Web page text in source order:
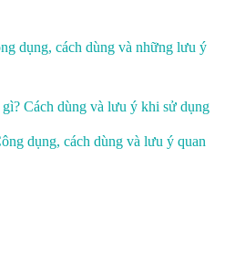
dụng, cách dùng và những lưu ý
Cách dùng và lưu ý khi sử dụng
dụng, cách dùng và lưu ý quan